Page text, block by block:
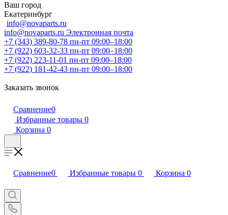
Ваш город
Екатеринбург
info@novaparts.ru
info@novaparts.ru Электронная почта
+7 (343) 389-80-78 пн-пт 09:00–18:00
+7 (922) 603-32-33 пн-пт 09:00–18:00
+7 (922) 223-11-01 пн-пт 09:00–18:00
+7 (922) 181-42-43 пн-пт 09:00–18:00
Заказать звонок
Сравнение0
Избранные товары 0
Корзина 0
Сравнение0 Избранные товары 0 Корзина 0